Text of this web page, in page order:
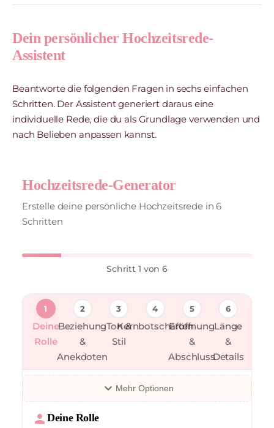
Dein persönlicher Hochzeitsrede-
Assistent
Beantworte die folgenden Fragen in sechs einfachen
Schritten. Der Assistent generiert daraus eine
individuelle Rede, die du als Grundlage verwenden und
nach Belieben anpassen kannst.
Hochzeitsrede-Generator
Erstelle deine persönliche Hochzeitsrede in 6
Schritten
Schritt 1 von 6
1
Deine
Rolle
2
Beziehung
&
Anekdoten
3
Ton &
Stil
4
Kernbotschaften
5
Eröffnung
&
Abschluss
6
Länge
&
Details
expand_more Mehr Optionen
person Deine Rolle